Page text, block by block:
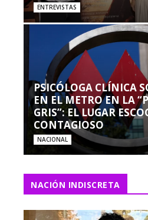
ENTREVISTAS
PSICÓLOGA CLÍNICA
EN EL METRO EN LA
GRIS”: EL LUGAR
CONTAGIOSO
NACIONAL
NACIÓN INDISCRETA